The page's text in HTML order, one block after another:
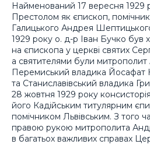
Найменований 17 вересня 1929
Престолом як єпископ,
Галицького Андрея
1929 року о. д-р Іван Бучко був
на єпископа у церкві святих
а святителями були
Перемиський владика Йосафат
та Станиславівський владика
28 жовтня 1929 року
його Кадійським титулярним
помічником Львівським. З того
правою рукою митрополита
в багатьох важливих справах